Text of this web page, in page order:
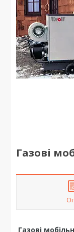
Газові
Газові